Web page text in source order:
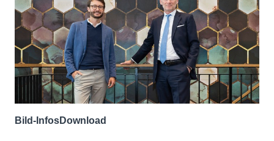
Bild-InfosDownload